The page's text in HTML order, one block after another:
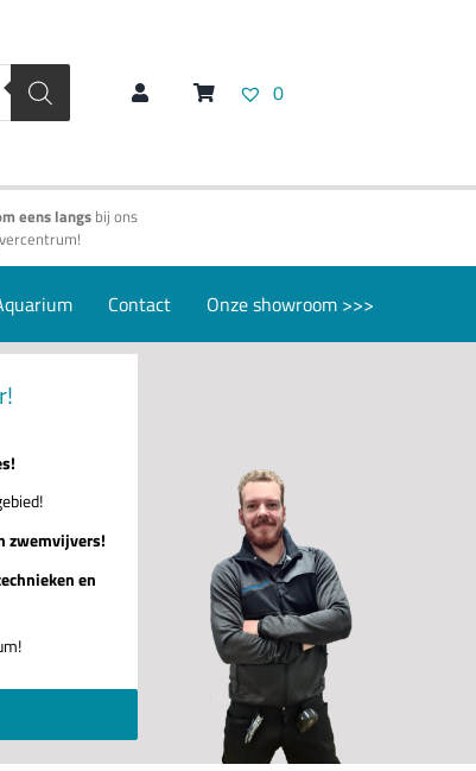
0
eens langsbij ons
Contact Onze showroom >>>
zwemvijvers!
en